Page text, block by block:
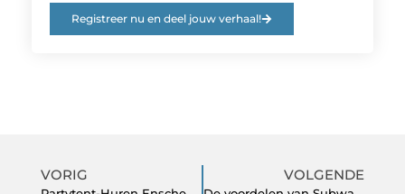
Registreer nu en deel jouw verhaal!
VORIG VOLGENDE